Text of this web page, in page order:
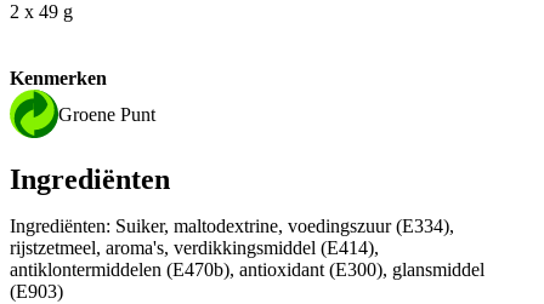
2 x 49 g
Kenmerken
Groene Punt
Ingrediënten
Ingrediënten: Suiker, maltodextrine, voedingszuur (E334),
rijstzetmeel, aroma's, verdikkingsmiddel (E414),
antiklontermiddelen (E470b), antioxidant (E300), glansmiddel
(E903)